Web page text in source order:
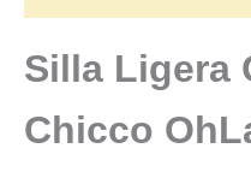
Silla Ligera
Chicco